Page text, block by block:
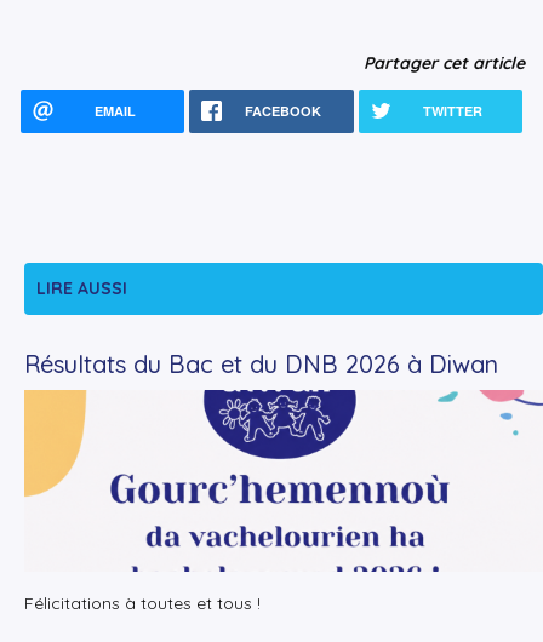
Partager cet article
EMAIL FACEBOOK TWITTER
LIRE AUSSI
Résultats du Bac et du DNB 2026 à Diwan
+Lire la suite
Félicitations à toutes et tous !